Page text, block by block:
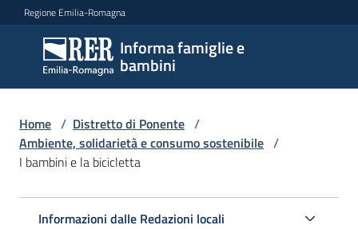
Vai al contenuto
Vai alla navigazione
Vai al footer
Regione Emilia-Romagna
Informa famiglie e
bambini
Informa
famiglie
e
bambini
Home / Distretto di Ponente /
Ambiente, solidarietà e consumo sostenibile /
I bambini e la bicicletta
Informazioni dalle Redazioni locali